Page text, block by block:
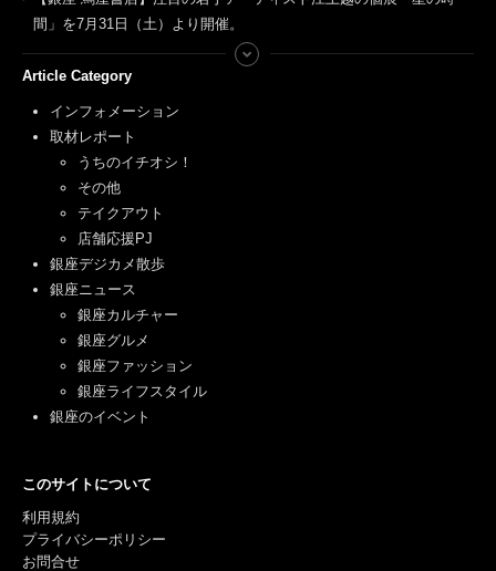
間」を7月31日（土）より開催。
Article Category
インフォメーション
取材レポート
うちのイチオシ！
その他
テイクアウト
店舗応援PJ
銀座デジカメ散歩
銀座ニュース
銀座カルチャー
銀座グルメ
銀座ファッション
銀座ライフスタイル
銀座のイベント
このサイトについて
利用規約
プライバシーポリシー
お問合せ